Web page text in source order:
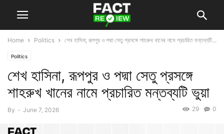
Home Politics শেখ হাসিনা, রূপপুর ও পদ্মা সেতু প্রসঙ্গে শাহরুখ খানের নামে প্রচারিত মন্তব্যটি...
Politics
শেখ হাসিনা, রূপপুর ও পদ্মা সেতু প্রসঙ্গে
শাহরুখ খানের নামে প্রচারিত মন্তব্যটি ভুয়া
By - June 7, 2026 0
29